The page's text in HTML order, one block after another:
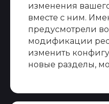
изменения
вместе с ним.
предусмотрели
модификации
изменить
новые разделы,